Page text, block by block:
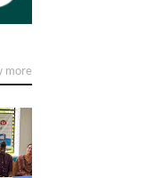
more